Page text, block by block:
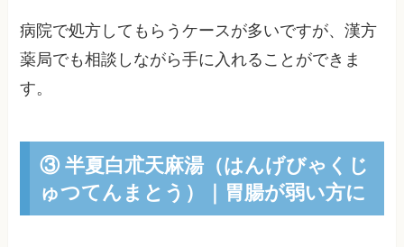
病院で処方してもらうケースが多いですが、漢方
薬局でも相談しながら手に入れることができま
す。
③ 半夏白朮天麻湯（はんげびゃくじ
ゅつてんまとう）｜胃腸が弱い方に